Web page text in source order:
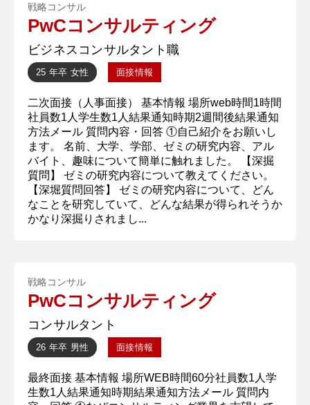
戦略コンサル
PwCコンサルティング
ビジネスコンサルタント職
25 年卒 女性 面接情報
二次面接（人事面接） 基本情報 場所web時間1時間
社員数1人学生数1人結果通知時期2週間後結果通知
方法メール 質問内容・回答 ①自己紹介をお願いし
ます。 名前、大学、学部、ゼミの研究内容、アル
バイト、趣味について簡単に触れました。 【深掘
質問】 ゼミの研究内容について教えてください。
【深堀質問回答】 ゼミの研究内容について、どん
なことを研究していて、どんな結果が得られそうか
かなり深掘りされまし...
戦略コンサル
PwCコンサルティング
コンサルタント
26 年卒 男性 面接情報
最終面接 基本情報 場所WEB時間60分社員数1人学
生数1人結果通知時期結果通知方法メール 質問内